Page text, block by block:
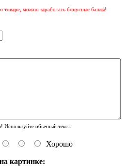
товаре, можно заработать бонусные баллы!
Используйте обычный текст.
Хорошо
картинке: